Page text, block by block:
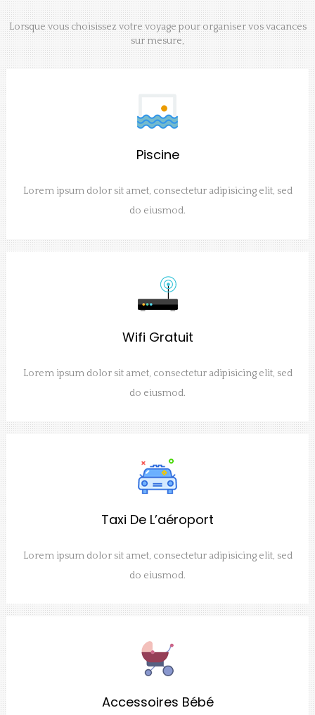
Lorsque vous choisissez votre voyage pour organiser vos vacances
sur mesure,
Piscine
Lorem ipsum dolor sit amet, consectetur adipisicing elit, sed
do eiusmod.
Wifi Gratuit
Lorem ipsum dolor sit amet, consectetur adipisicing elit, sed
do eiusmod.
Taxi De L’aéroport
Lorem ipsum dolor sit amet, consectetur adipisicing elit, sed
do eiusmod.
Accessoires Bébé